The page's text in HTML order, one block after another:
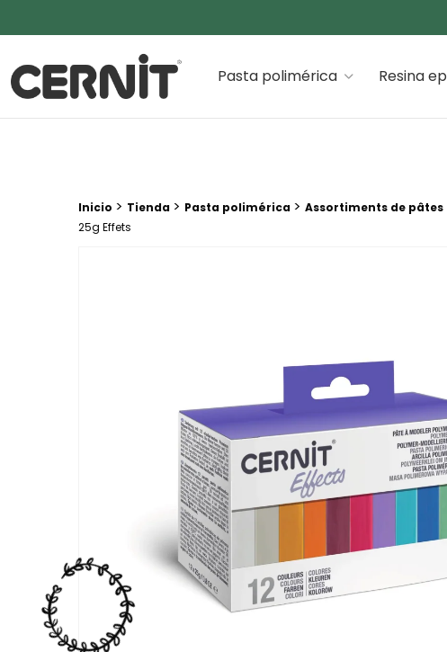
Cernit Une qualité haut de gamme pour des créations
Pasta polimérica Resina
Breadcrumb trail:
Inicio > Tienda > Pasta polimérica > Assortiments de pâtes
25g Effets